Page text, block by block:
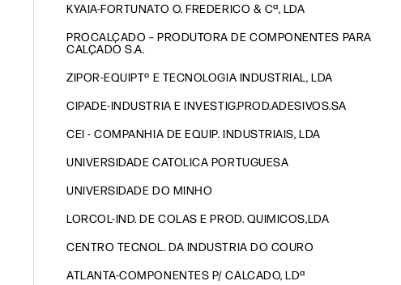
KYAIA-FORTUNATO O. FREDERICO & Cª, LDA
PROCALÇADO – PRODUTORA DE COMPONENTES PARA
CALÇADO S.A.
ZIPOR-EQUIPTº E TECNOLOGIA INDUSTRIAL, LDA
CIPADE-INDUSTRIA E INVESTIG.PROD.ADESIVOS.SA
CEI - COMPANHIA DE EQUIP. INDUSTRIAIS, LDA
UNIVERSIDADE CATOLICA PORTUGUESA
UNIVERSIDADE DO MINHO
LORCOL-IND. DE COLAS E PROD. QUIMICOS,LDA
CENTRO TECNOL. DA INDUSTRIA DO COURO
ATLANTA-COMPONENTES P/ CALCADO, LDª